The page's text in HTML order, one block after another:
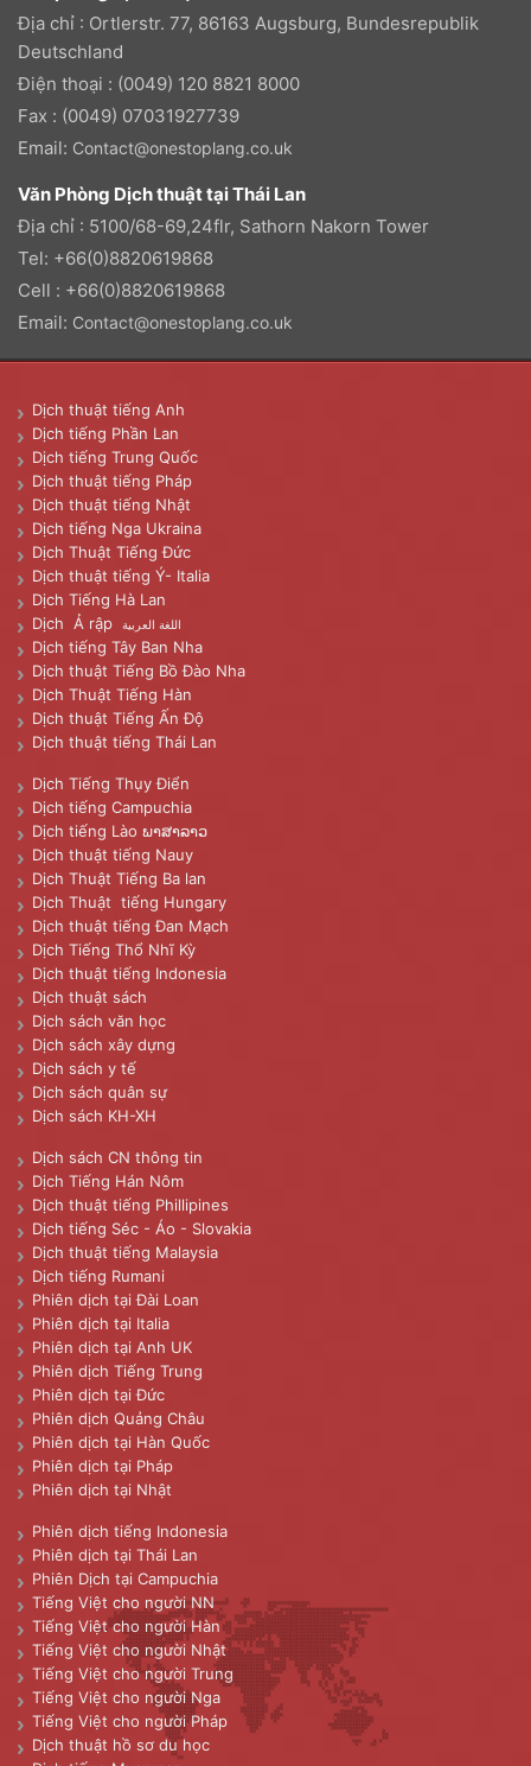
Địa chỉ : Ortlerstr. 77, 86163 Augsburg, Bundesrepublik
Deutschland
Điện thoại : (0049) 120 8821 8000
Fax : (0049) 07031927739
Email: Contact@onestoplang.co.uk
Văn Phòng Dịch thuật tại Thái Lan
Địa chỉ : 5100/68-69,24flr, Sathorn Nakorn Tower
Tel: +66(0)8820619868
Cell : +66(0)8820619868
Email: Contact@onestoplang.co.uk
Dịch thuật tiếng Anh
Dịch tiếng Phần Lan
Dịch tiếng Trung Quốc
Dịch thuật tiếng Pháp
Dịch thuật tiếng Nhật
Dịch tiếng Nga Ukraina
Dịch Thuật Tiếng Đức
Dịch thuật tiếng Ý- Italia
Dịch Tiếng Hà Lan
Dịch Ả rập
اللغة العربية
Dịch tiếng Tây Ban Nha
Dịch thuật Tiếng Bồ Đào Nha
Dịch Thuật Tiếng Hàn
Dịch thuật Tiếng Ấn Độ
Dịch thuật tiếng Thái Lan
Dịch Tiếng Thụy Điển
Dịch tiếng Campuchia
Dịch tiếng Lào ພາສາລາວ
Dịch thuật tiếng Nauy
Dịch Thuật Tiếng Ba lan
Dịch Thuật tiếng Hungary
Dịch thuật tiếng Đan Mạch
Dịch Tiếng Thổ Nhĩ Kỳ
Dịch thuật tiếng Indonesia
Dịch thuật sách
Dịch sách văn học
Dịch sách xây dựng
Dịch sách y tế
Dịch sách quân sự
Dịch sách KH-XH
Dịch sách CN thông tin
Dịch Tiếng Hán Nôm
Dịch thuật tiếng Phillipines
Dịch tiếng Séc - Áo - Slovakia
Dịch thuật tiếng Malaysia
Dịch tiếng Rumani
Phiên dịch tại Đài Loan
Phiên dịch tại Italia
Phiên dịch tại Anh UK
Phiên dịch Tiếng Trung
Phiên dịch tại Đức
Phiên dịch Quảng Châu
Phiên dịch tại Hàn Quốc
Phiên dịch tại Pháp
Phiên dịch tại Nhật
Phiên dịch tiếng Indonesia
Phiên dịch tại Thái Lan
Phiên Dịch tại Campuchia
Tiếng Việt cho người NN
Tiếng Việt cho người Hàn
Tiếng Việt cho người Nhật
Tiếng Việt cho người Trung
Tiếng Việt cho người Nga
Tiếng Việt cho người Pháp
Dịch thuật hồ sơ du học